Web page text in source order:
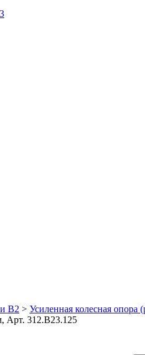
В2 > Усиленная колесная опора
Арт. 312.B23.125